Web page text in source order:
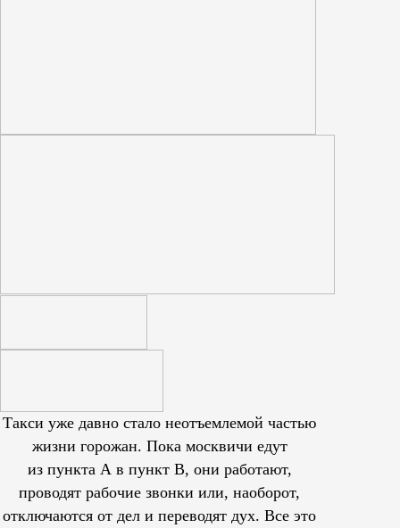
Такси уже давно стало неотъемлемой частью
жизни горожан. Пока москвичи едут
из пункта А в пункт В, они работают,
проводят рабочие звонки или, наоборот,
отключаются от дел и переводят дух. Все это